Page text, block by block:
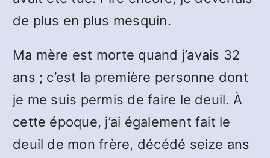
de plus en plus mesquin.
Ma mère est morte quand j’avais 32
ans ; c’est la première personne dont
je me suis permis de faire le deuil. À
cette époque, j’ai également fait le
deuil de mon frère, décédé seize ans